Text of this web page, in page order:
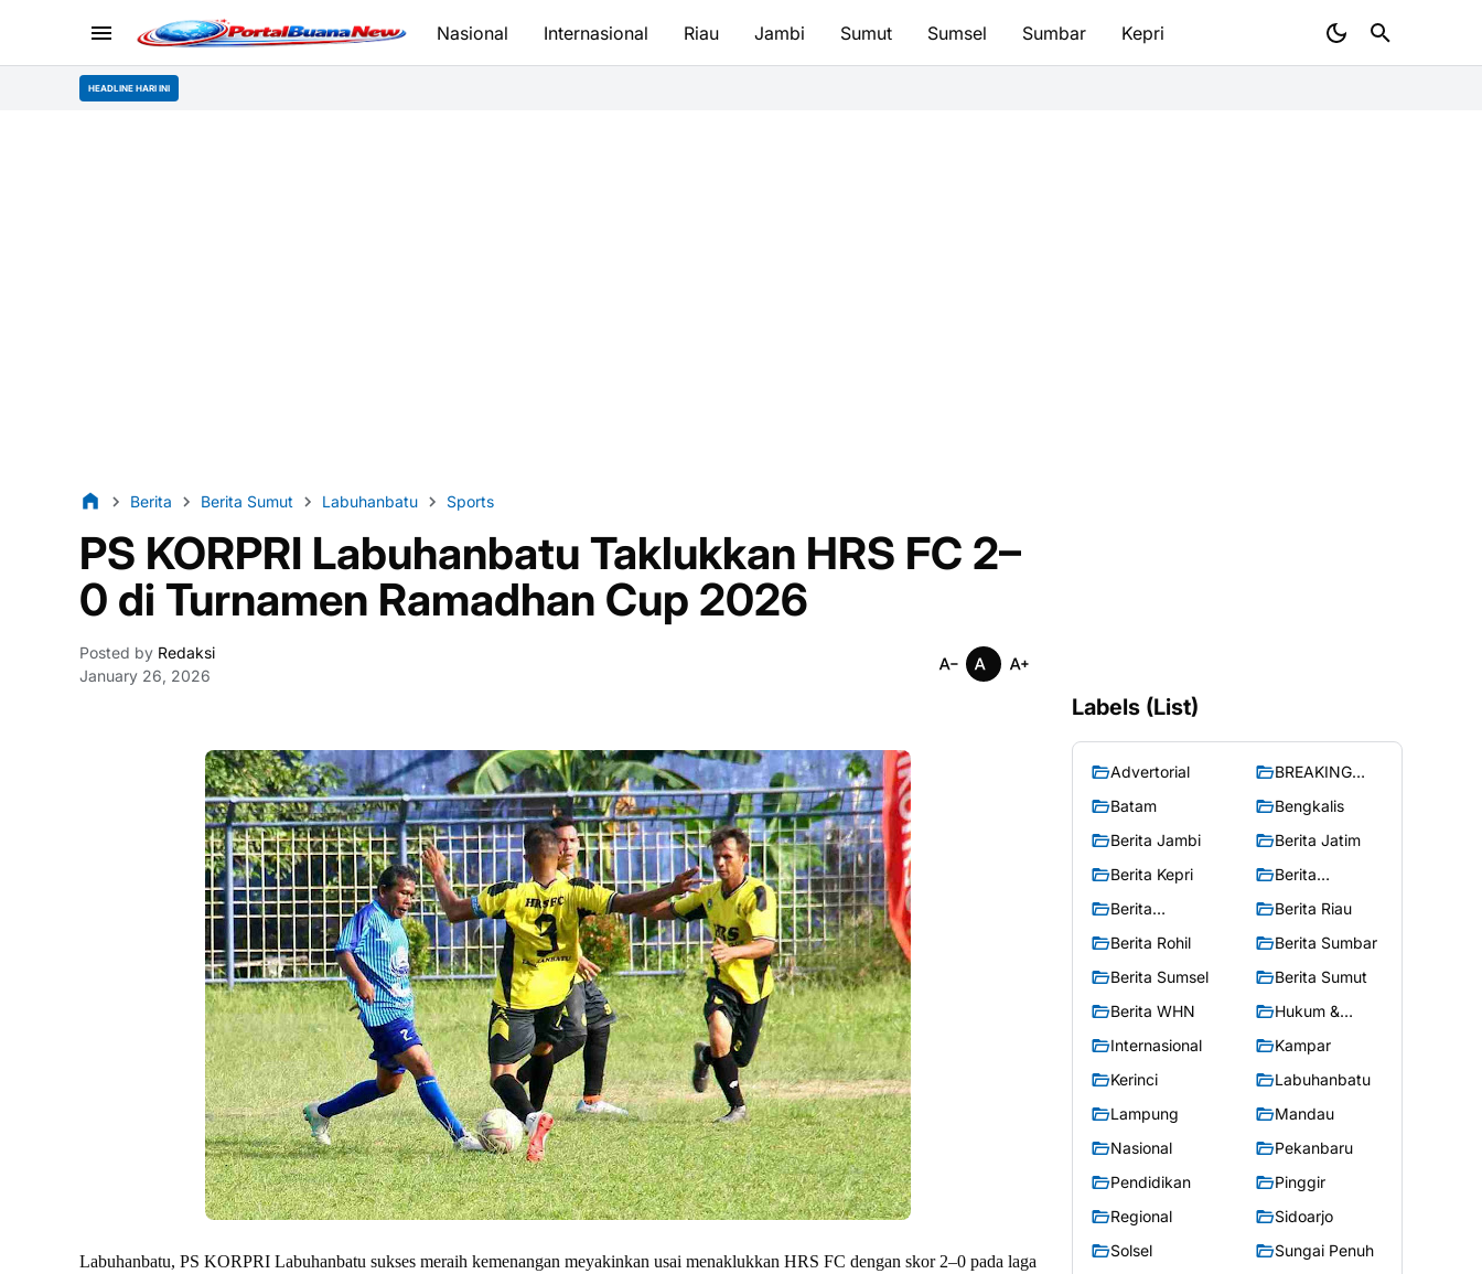
Nasional Internasional Riau Jambi Sumut Sumsel Sumbar Kepri
HEADLINE HARI INI
Berita Berita Sumut Labuhanbatu Sports
PS KORPRI Labuhanbatu Taklukkan HRS FC 2–
0 di Turnamen Ramadhan Cup 2026
Posted by Redaksi
January 26, 2026
Labuhanbatu, PS KORPRI Labuhanbatu sukses meraih kemenangan meyakinkan usai menaklukkan HRS FC dengan skor 2–0 pada laga
Labels (List)
Advertorial
BREAKING
Batam
Bengkalis
Berita Jambi
Berita Jatim
Berita Kepri
Berita
Berita
Berita Riau
Berita Rohil
Berita Sumbar
Berita Sumsel
Berita Sumut
Berita WHN
Hukum &
Internasional
Kampar
Kerinci
Labuhanbatu
Lampung
Mandau
Nasional
Pekanbaru
Pendidikan
Pinggir
Regional
Sidoarjo
Solsel
Sungai Penuh